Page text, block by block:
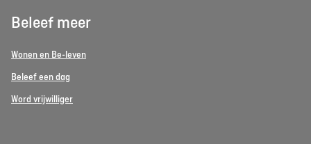
Beleef meer
Wonen en Be-leven
Beleef een dag
Word vrijwilliger